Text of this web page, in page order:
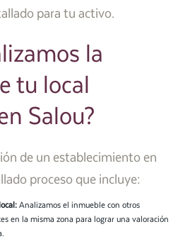
para tu activo.
la
tu local
Salou?
de un establecimiento en
proceso que incluye:
Analizamos el inmueble con otros
en la misma zona para lograr una valoración